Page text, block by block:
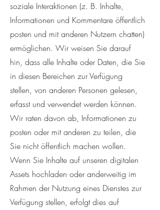
soziale Interaktionen (z. B. Inhalte,
Informationen und Kommentare öffentlich
posten und mit anderen Nutzern chatten)
ermöglichen. Wir weisen Sie darauf
hin, dass alle Inhalte oder Daten, die Sie
in diesen Bereichen zur Verfügung
stellen, von anderen Personen gelesen,
erfasst und verwendet werden können.
Wir raten davon ab, Informationen zu
posten oder mit anderen zu teilen, die
Sie nicht öffentlich machen wollen.
Wenn Sie Inhalte auf unseren digitalen
Assets hochladen oder anderweitig im
Rahmen der Nutzung eines Dienstes zur
Verfügung stellen, erfolgt dies auf